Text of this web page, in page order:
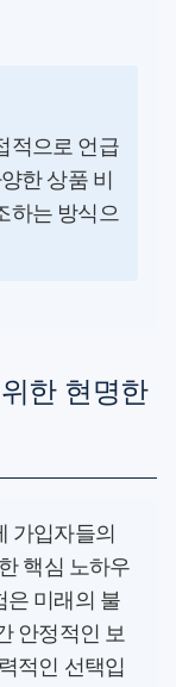
적으로 언급
한 상품 비
하는 방식으
한 현명한
가입자들의
핵심 노하우
은 미래의 불
안정적인 보
적인 선택입